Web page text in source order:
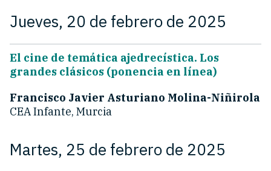
Jueves, 20 de febrero de 2025
El cine de temática ajedrecística. Los
grandes clásicos (ponencia en línea)
Francisco Javier Asturiano Molina-Niñirola
CEA Infante, Murcia
Martes, 25 de febrero de 2025